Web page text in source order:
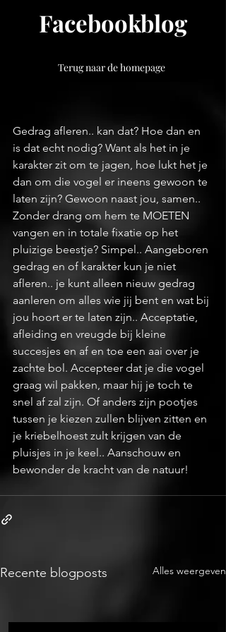
Facebookblog
Terug naar de homepage
Gedrag afleren.. kan dat? Hoe dan en
is dat echt nodig? Want als het in je
karakter zit om te jagen, hoe lukt het je
dan om die vogel er ineens gewoon te
laten zijn? Gewoon naast jou, samen..
Zonder drang om hem te MOETEN
vangen en in totale fixatie op het
pluizige beestje? Simpel.. Aangeboren
gedrag en of karakter kun je niet
afleren.. je kunt alleen nieuw gedrag
aanleren om alles wie jij bent en wat bij
jou hoort er te laten zijn.. Acceptatie,
afleiding en vreugde bij kleine
succesjes en af en toe een aai over je
zachte bol. Accepteer dat je die vogel
graag wil pakken, maar hij je toch te
snel af zal zijn. Of anders zijn pootjes
tussen je kiezen zullen blijven zitten en
je kriebelhoest zult krijgen van de
pluisjes in je keel.. Aanschouw en
bewonder de kracht van de natuur!
Recente blogposts Alles weergeven